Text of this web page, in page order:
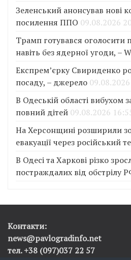
Зеленський анонсував нові
посилення ППО 09.08.2026
Трамп готувався оголосити
навіть без ядерної угоди, –
Експрем’єрку Свириденко
посаду, – джерело
В Одеській області вибухом
повний дітей 09.08.2026
На Херсонщині розширили
евакуації через російський
В Одесі та Харкові різко
постраждалих від обстрілу
Контакти:
news@pavlogradinfo.net
тел. +38 (097)037 22 57